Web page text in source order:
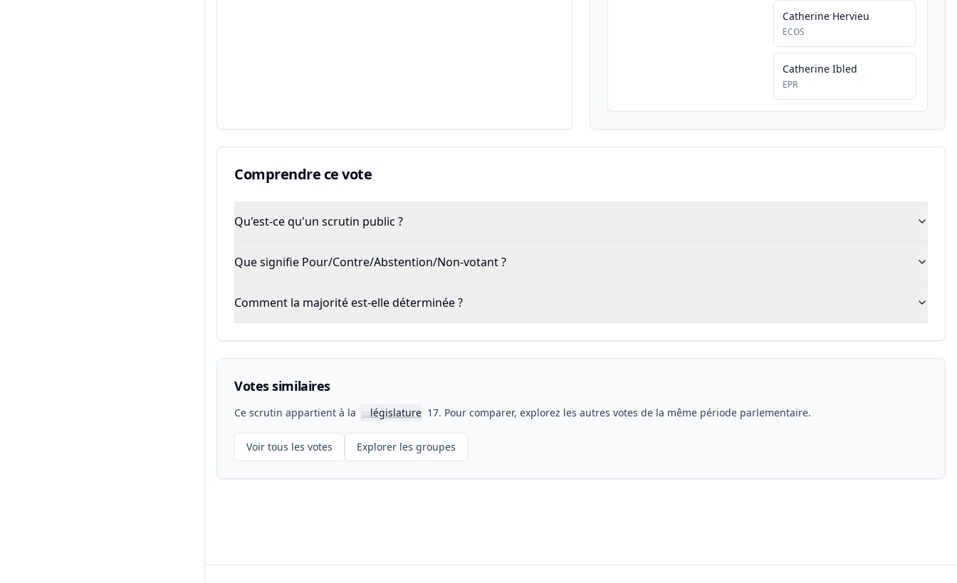
Catherine Hervieu
ECOS
Catherine Ibled
EPR
Comprendre ce vote
Qu'est-ce qu'un scrutin public ?
Que signifie Pour/Contre/Abstention/Non-votant ?
Comment la majorité est-elle déterminée ?
Votes similaires
Ce scrutin appartient à la 📖législature 17. Pour comparer, explorez les autres votes de la même période parlementaire.
Voir tous les votes Explorer les groupes